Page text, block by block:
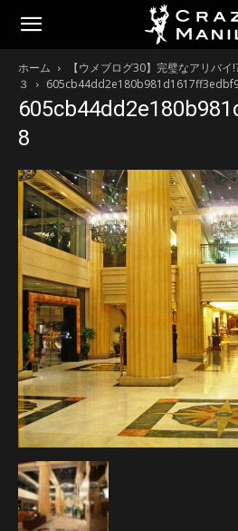
ホーム
【ウメブログ30】完璧なアリバ
３
8